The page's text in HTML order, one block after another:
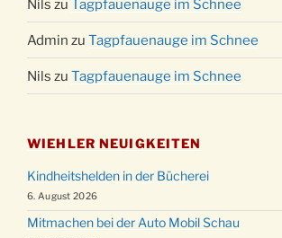
Nils zu Tagpfauenauge im Schnee
Admin zu Tagpfauenauge im Schnee
Nils zu Tagpfauenauge im Schnee
WIEHLER NEUIGKEITEN
Kindheitshelden in der Bücherei
6. August 2026
Mitmachen bei der Auto Mobil Schau